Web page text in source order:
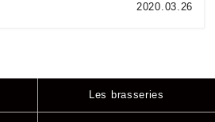
2020.03.26
Les brasseries